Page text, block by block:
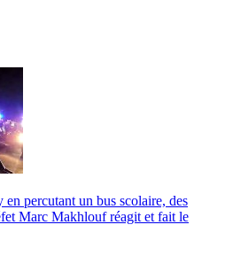
percutant un bus scolaire, des
Marc Makhlouf réagit et fait le